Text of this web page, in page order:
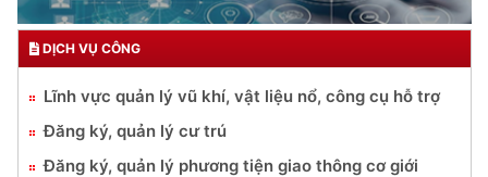
DỊCH VỤ CÔNG
Lĩnh vực quản lý vũ khí, vật liệu nổ, công cụ hỗ trợ
Đăng ký, quản lý cư trú
Đăng ký, quản lý phương tiện giao thông cơ giới